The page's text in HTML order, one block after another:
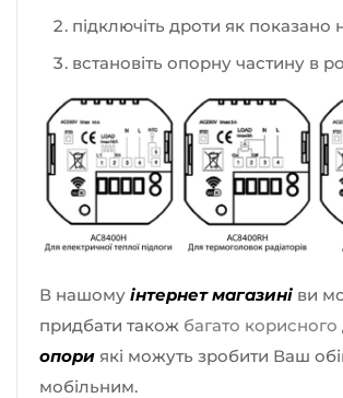
підключіть дроти як показано
встановіть опорну частину в
В нашому інтернет магазині ви
придбати також багато корисного
опори які можуть зробити Ваш
мобільним.